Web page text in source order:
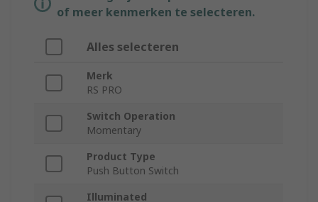
of meer kenmerken te selecteren.
Alles selecteren
Merk
RS PRO
Switch Operation
Momentary
Product Type
Push Button Switch
Illuminated